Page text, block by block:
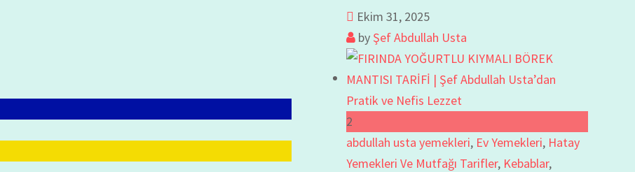
Ekim 31, 2025
by Şef Abdullah Usta
2
abdullah usta yemekleri, Ev Yemekleri, Hatay
Yemekleri Ve Mutfağı Tarifler, Kebablar,